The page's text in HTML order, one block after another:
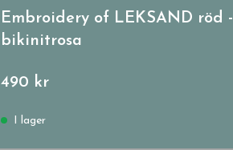
Embroidery of LEKSAND röd -
bikinitrosa
490 kr
I lager